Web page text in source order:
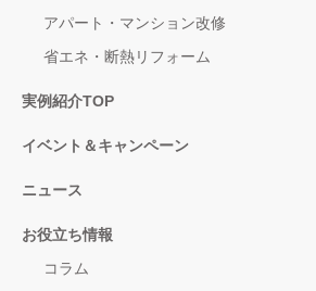
アパート・マンション改修
省エネ・断熱リフォーム
実例紹介TOP
イベント＆キャンペーン
ニュース
お役立ち情報
コラム